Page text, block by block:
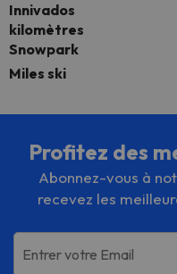
Innivados
kilomètres
Snowpark
Miles ski
Profitez des
Abonnez-vous à
recevez les
Entrer votre Email